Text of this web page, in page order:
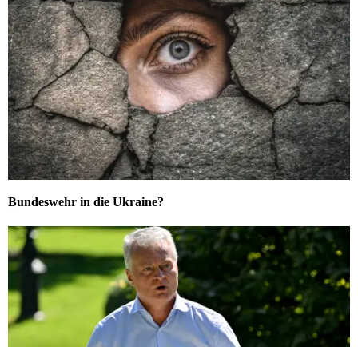
Bundeswehr in die Ukraine?